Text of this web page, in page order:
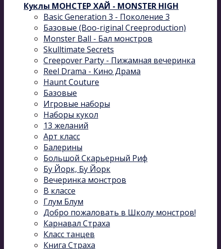
Куклы МОНСТЕР ХАЙ - MONSTER HIGH
Basic Generation 3 - Поколение 3
Базовые (Boo-riginal Creeproduction)
Monster Ball - Бал монстров
Skulltimate Secrets
Creepover Party - Пижамная вечеринка
Reel Drama - Кино Драма
Haunt Couture
Базовые
Игровые наборы
Наборы кукол
13 желаний
Арт класс
Балерины
Большой Скарьерный Риф
Бу Йорк, Бу Йорк
Вечеринка монстров
В классе
Глум Блум
Добро пожаловать в Школу монстров!
Карнавал Cтраха
Класс танцев
Книга Страха